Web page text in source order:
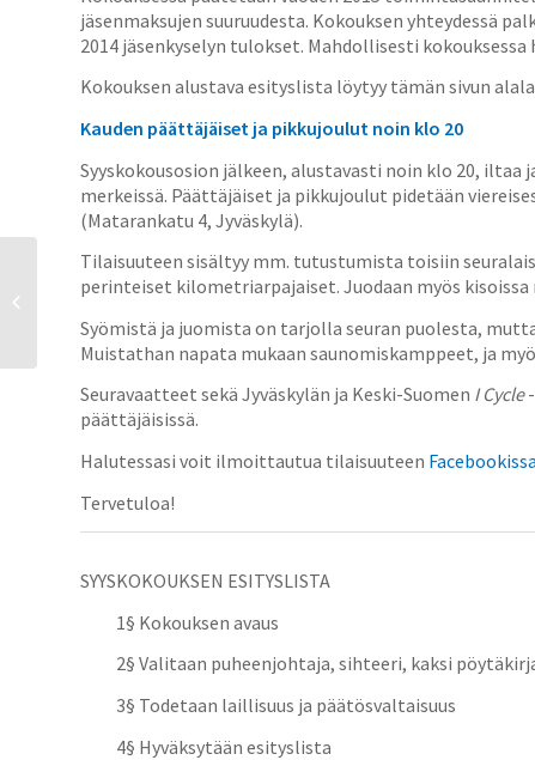
jäsenmaksujen suuruudesta. Kokouksen yhteydessä
2014 jäsenkyselyn tulokset. Mahdollisesti
Kokouksen alustava esityslista löytyy tämän sivun
Kauden päättäjäiset ja pikkujoulut noin klo 20
Syyskokousosion jälkeen, alustavasti noin klo 20,
merkeissä. Päättäjäiset ja pikkujoulut pidetään
(Matarankatu 4, Jyväskylä).
Tilaisuuteen sisältyy mm. tutustumista toisiin
perinteiset kilometriarpajaiset. Juodaan myös
Syömistä ja juomista on tarjolla seuran puolesta,
Muistathan napata mukaan saunomiskamppeet, ja
Seuravaatteet sekä Jyväskylän ja Keski-Suomen I Cycle-
päättäjäisissä.
Halutessasi voit ilmoittautua tilaisuuteen Facebookissa
Tervetuloa!
SYYSKOKOUKSEN ESITYSLISTA
1§ Kokouksen avaus
2§ Valitaan puheenjohtaja, sihteeri, kaksi
3§ Todetaan laillisuus ja päätösvaltaisuus
4§ Hyväksytään esityslista
Kaavakoulut ke 29.10.
Jyväskylän kaupungilla ja
ke 5.11.2014 ELY-
keskukse...